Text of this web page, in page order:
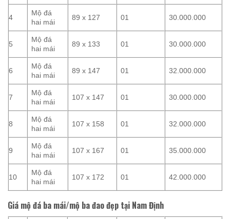
4
Mộ đá
hai mái
89 x 127 01 30.000.000
5
Mộ đá
hai mái
89 x 133 01 30.000.000
6
Mộ đá
hai mái
89 x 147 01 32.000.000
7
Mộ đá
hai mái
107 x 147 01 30.000.000
8
Mộ đá
hai mái
107 x 158 01 32.000.000
9
Mộ đá
hai mái
107 x 167 01 35.000.000
10
Mộ đá
hai mái
107 x 172 01 42.000.000
Giá mộ đá ba mái/mộ ba đao đẹp tại Nam Định